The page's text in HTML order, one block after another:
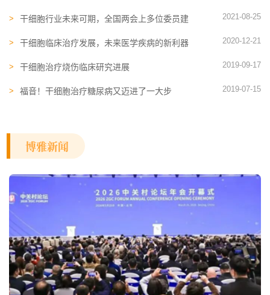
干细胞​行业未来可期，全国两会上多位委员建
2021-08-25
干细胞临床治疗发展，未来医学疾病的新利器 2020-12-21
干细胞治疗烧伤临床研究进展 2019-09-17
福音！干细胞治疗糖尿病又迈进了一大步 2019-07-15
博雅新闻